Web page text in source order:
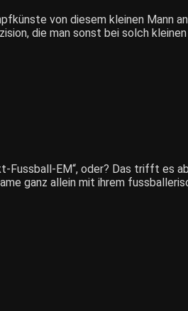
von diesem kleinen Mann
die man sonst bei solch
Fussball-EM“, oder? Das trifft es
ganz allein mit ihrem